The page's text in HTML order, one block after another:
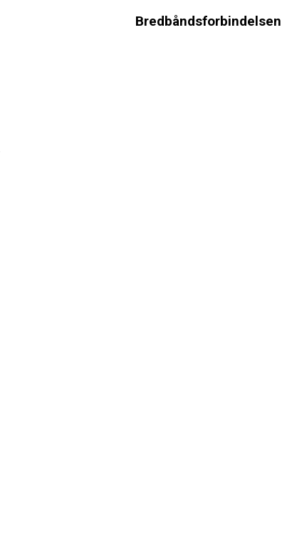
Bredbåndsforbindelsen